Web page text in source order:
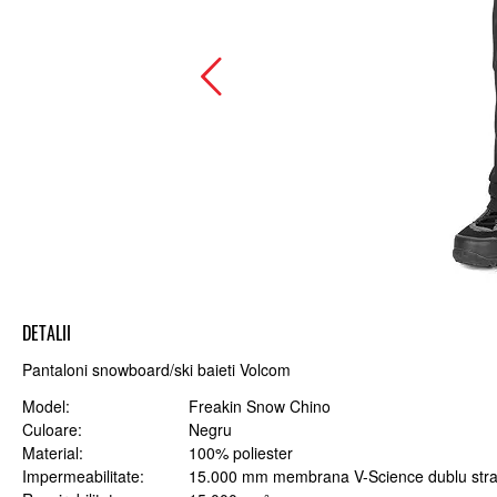
DETALII
Pantaloni snowboard/ski baieti Volcom
Model
Freakin Snow Chino
Culoare
Negru
Material
100% poliester
Impermeabilitate
15.000 mm membrana V-Science dublu